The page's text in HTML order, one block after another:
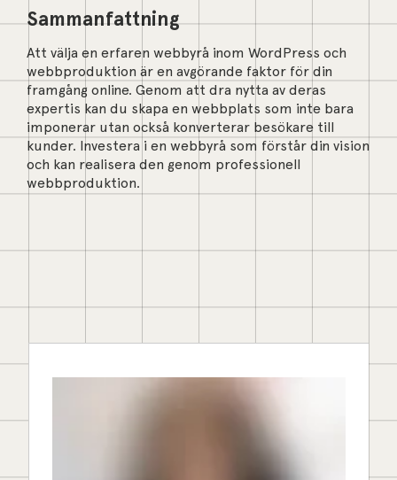
Sammanfattning
Att välja en erfaren webbyrå inom WordPress och
webbproduktion är en avgörande faktor för din
framgång online. Genom att dra nytta av deras
expertis kan du skapa en webbplats som inte bara
imponerar utan också konverterar besökare till
kunder. Investera i en webbyrå som förstår din vision
och kan realisera den genom professionell
webbproduktion.